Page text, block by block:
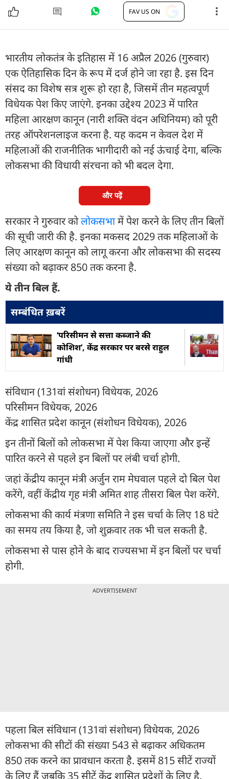
FAV US ON
भारतीय लोकतंत्र के इतिहास में 16 अप्रैल 2026 (गुरुवार)
एक ऐतिहासिक दिन के रूप में दर्ज होने जा रहा है. इस दिन
संसद का विशेष सत्र शुरू हो रहा है, जिसमें तीन महत्वपूर्ण
विधेयक पेश किए जाएंगे. इनका उद्देश्य 2023 में पारित
महिला आरक्षण कानून (नारी शक्ति वंदन अधिनियम) को पूरी
तरह ऑपरेशनलाइज करना है. यह कदम न केवल देश में
महिलाओं की राजनीतिक भागीदारी को नई ऊंचाई देगा, बल्कि
लोकसभा की विधायी संरचना को भी बदल देगा.
और पढ़ें
सरकार ने गुरुवार कोलोकसभामें पेश करने के लिए तीन बिलों
की सूची जारी की है. इनका मकसद 2029 तक महिलाओं के
लिए आरक्षण कानून को लागू करना और लोकसभा की सदस्य
संख्या को बढ़ाकर 850 तक करना है.
ये तीन बिल हैं.
सम्बंधित ख़बरें
‘परिसीमन से सत्ता कब्जाने की
कोशिश’, केंद्र सरकार पर बरसे राहुल
गांधी
संविधान (131वां संशोधन) विधेयक, 2026
परिसीमन विधेयक, 2026
केंद्र शासित प्रदेश कानून (संशोधन विधेयक), 2026
इन तीनों बिलों को लोकसभा में पेश किया जाएगा और इन्हें
पारित करने से पहले इन बिलों पर लंबी चर्चा होगी.
जहां केंद्रीय कानून मंत्री अर्जुन राम मेघवाल पहले दो बिल पेश
करेंगे, वहीं केंद्रीय गृह मंत्री अमित शाह तीसरा बिल पेश करेंगे.
लोकसभा की कार्य मंत्रणा समिति ने इस चर्चा के लिए 18 घंटे
का समय तय किया है, जो शुक्रवार तक भी चल सकती है.
लोकसभा से पास होने के बाद राज्यसभा में इन बिलों पर चर्चा
होगी.
ADVERTISEMENT
पहला बिल संविधान (131वां संशोधन) विधेयक, 2026
लोकसभा की सीटों की संख्या 543 से बढ़ाकर अधिकतम
850 तक करने का प्रावधान करता है. इसमें 815 सीटें राज्यों
के लिए हैं जबकि 35 सीटें केंद्र शासित प्रदेशों के लिए है.